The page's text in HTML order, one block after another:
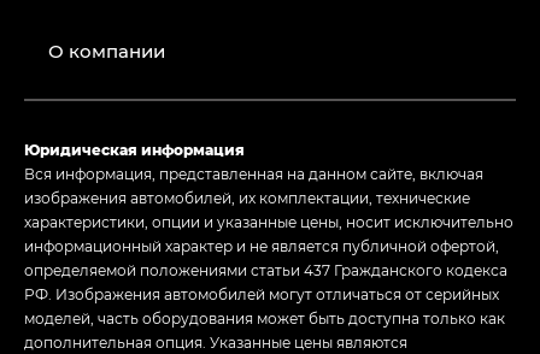
О компании
Юридическая информация
Вся информация, представленная на данном сайте, включая
изображения автомобилей, их комплектации, технические
характеристики, опции и указанные цены, носит исключительно
информационный характер и не является публичной офертой,
определяемой положениями статьи 437 Гражданского кодекса
РФ. Изображения автомобилей могут отличаться от серийных
моделей, часть оборудования может быть доступна только как
дополнительная опция. Указанные цены являются